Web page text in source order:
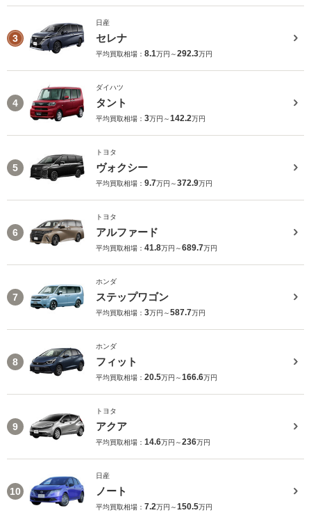
3
日産
セレナ
平均買取相場： 8.1万円～292.3万円
4
ダイハツ
タント
平均買取相場： 3万円～142.2万円
5
トヨタ
ヴォクシー
平均買取相場： 9.7万円～372.9万円
6
トヨタ
アルファード
平均買取相場： 41.8万円～689.7万円
7
ホンダ
ステップワゴン
平均買取相場： 3万円～587.7万円
8
ホンダ
フィット
平均買取相場： 20.5万円～166.6万円
9
トヨタ
アクア
平均買取相場： 14.6万円～236万円
10
日産
ノート
平均買取相場： 7.2万円～150.5万円